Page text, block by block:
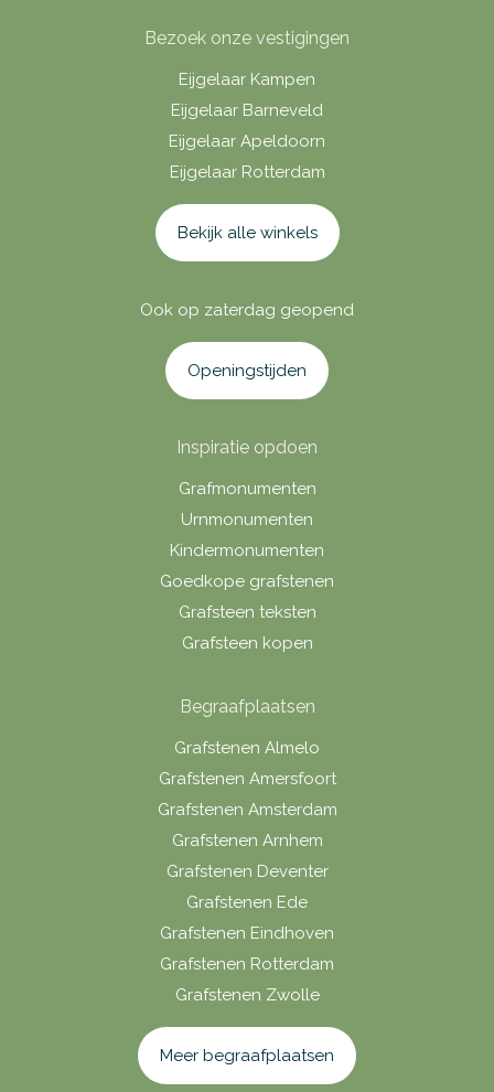
Bezoek onze vestigingen
Eijgelaar Kampen
Eijgelaar Barneveld
Eijgelaar Apeldoorn
Eijgelaar Rotterdam
Bekijk alle winkels
Ook op zaterdag geopend
Openingstijden
Inspiratie opdoen
Grafmonumenten
Urnmonumenten
Kindermonumenten
Goedkope grafstenen
Grafsteen teksten
Grafsteen kopen
Begraafplaatsen
Grafstenen Almelo
Grafstenen Amersfoort
Grafstenen Amsterdam
Grafstenen Arnhem
Grafstenen Deventer
Grafstenen Ede
Grafstenen Eindhoven
Grafstenen Rotterdam
Grafstenen Zwolle
Meer begraafplaatsen